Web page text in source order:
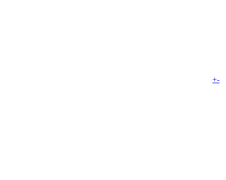
+-